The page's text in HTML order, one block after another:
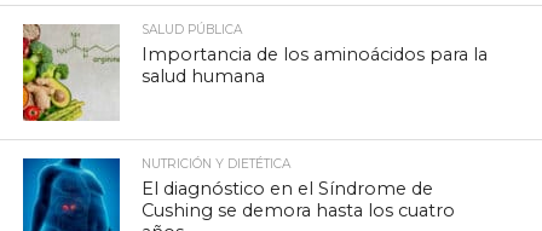
SALUD PÚBLICA
Importancia de los aminoácidos para la
salud humana
NUTRICIÓN Y DIETÉTICA
El diagnóstico en el Síndrome de
Cushing se demora hasta los cuatro